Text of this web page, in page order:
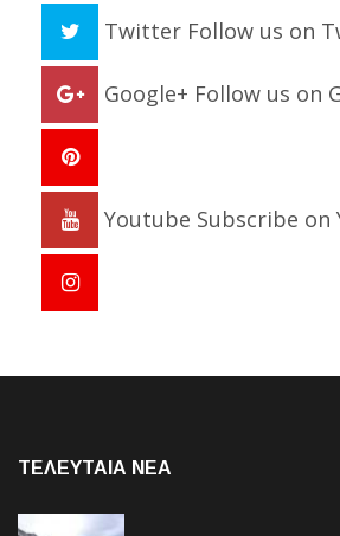
Twitter Follow us on
Google+ Follow us on
Youtube Subscribe on
ΤΕΛΕΥΤΑΙΑ NEA